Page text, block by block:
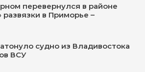
перевернулся в районе
развязки в Приморье –
судно из Владивостока
ВСУ